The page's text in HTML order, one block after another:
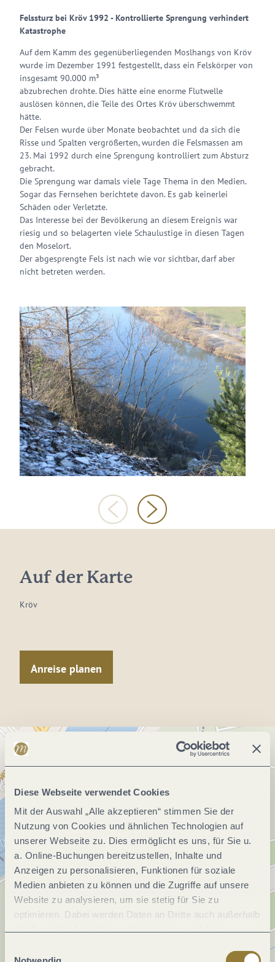
Diese Webseite verwendet Cookies
Mit der Auswahl „Alle akzeptieren“ stimmen Sie der
Nutzung von Cookies und ähnlichen Technologien auf
unserer Webseite zu. Dies ermöglicht es uns, für Sie u.
a. Online-Buchungen bereitzustellen, Inhalte und
Anzeigen zu personalisieren, Funktionen für soziale
Medien anbieten zu können und die Zugriffe auf unsere
Website zu analysieren, um sie stetig für Sie zu
optimieren. Dabei werden Daten an Dritte auch außerhalb
jederzeit widerrufen werden. Mit der Auswahl "Alle
Felssturz bei Kröv 1992 - Kontrollierte Sprengung verhindert
Katastrophe
Auf dem Kamm des gegenüberliegenden Moslhangs von Kröv
wurde im Dezember 1991 festgestellt, dass ein Felskörper von
insgesamt 90.000 m³
abzubrechen drohte. Dies hätte eine enorme Flutwelle
auslösen können, die Teile des Ortes Kröv überschwemmt
hätte.
Der Felsen wurde über Monate beobachtet und da sich die
Risse und Spalten vergrößerten, wurden die Felsmassen am
23. Mai 1992 durch eine Sprengung kontrolliert zum Absturz
gebracht.
Die Sprengung war damals viele Tage Thema in den Medien.
Sogar das Fernsehen berichtete davon. Es gab keinerlei
Schäden oder Verletzte.
Das Interesse bei der Bevölkerung an diesem Ereignis war
riesig und so belagerten viele Schaulustige in diesen Tagen
den Moselort.
Der abgesprengte Fels ist nach wie vor sichtbar, darf aber
nicht betreten werden.
Auf der Karte
Kröv
Anreise planen